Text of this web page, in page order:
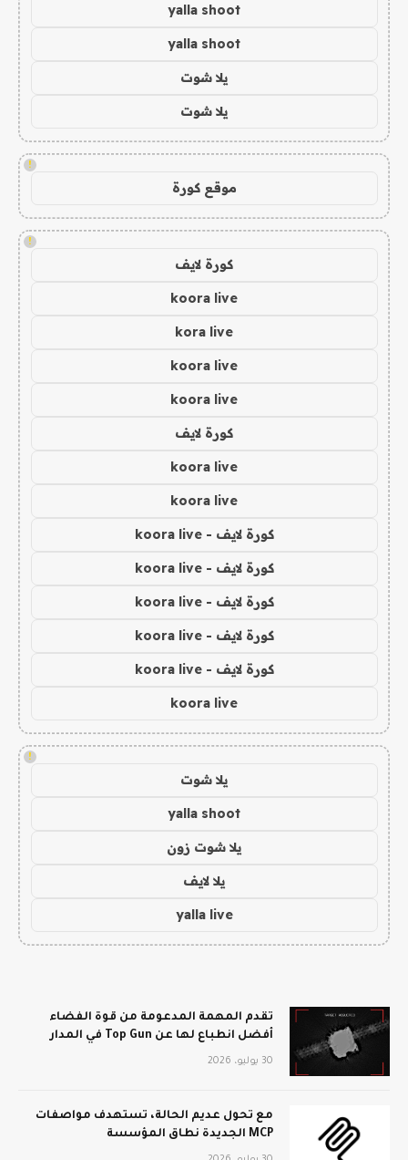
yalla shoot
yalla shoot
يلا شوت
يلا شوت
!
موقع كورة
!
كورة لايف
koora live
kora live
koora live
koora live
كورة لايف
koora live
koora live
كورة لايف - koora live
كورة لايف - koora live
كورة لايف - koora live
كورة لايف - koora live
كورة لايف - koora live
koora live
!
يلا شوت
yalla shoot
يلا شوت زون
يلا لايف
yalla live
تقدم المهمة المدعومة من قوة الفضاء
أفضل انطباع لها عن Top Gun في المدار
30 يوليو، 2026
مع تحول عديم الحالة، تستهدف مواصفات
MCP الجديدة نطاق المؤسسة